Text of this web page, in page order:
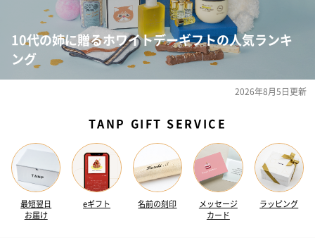
10代の姉に贈るホワイトデーギフトの人気ランキ
ング
2026年8月5日更新
TANP GIFT SERVICE
最短翌日
お届け
eギフト 名前の刻印
メッセージ
カード
ラッピング